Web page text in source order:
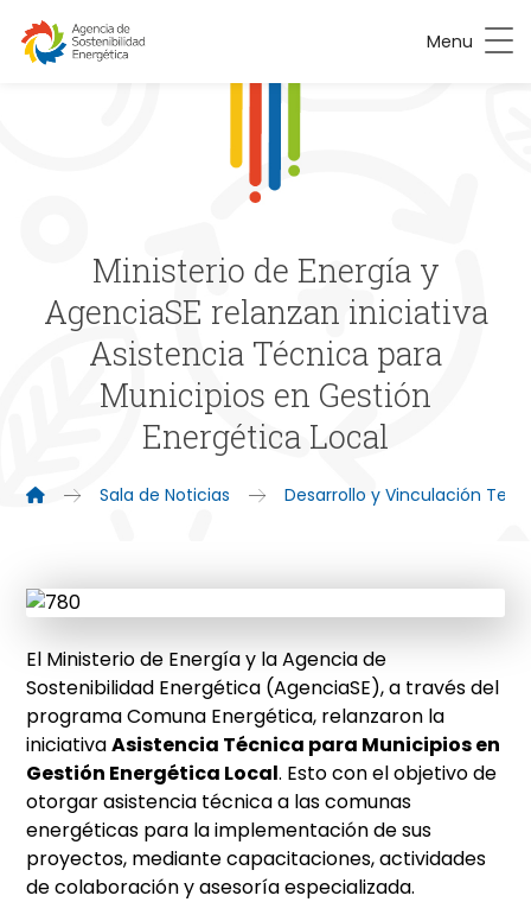
Menu
Ministerio de Energía y
AgenciaSE relanzan iniciativa
Asistencia Técnica para
Municipios en Gestión
Energética Local
Sala de Noticias Desarrollo y Vinculación
El Ministerio de Energía y la Agencia de
Sostenibilidad Energética (AgenciaSE), a través del
programa Comuna Energética, relanzaron la
iniciativaAsistencia Técnica para Municipios en
Gestión Energética Local. Esto con el objetivo de
otorgar asistencia técnica a las comunas
energéticas para la implementación de sus
proyectos, mediante capacitaciones, actividades
de colaboración y asesoría especializada.